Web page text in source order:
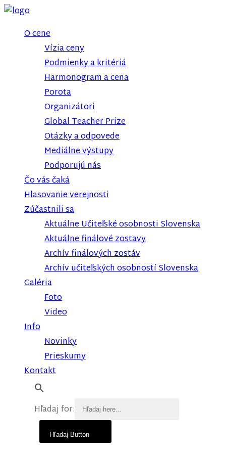
O cene
Vízia ceny
Podmienky a kritériá
Harmonogram a cena
Porota
Organizátori
Global Teacher Prize
Otázky a odpovede
Mediálne výstupy
Podporujú nás
Čo vás čaká
Hlasovanie verejnosti
Zúčastnili sa
Aktuálne Učiteľské osobnosti Slovenska
Aktuálne finálové zostavy
Archív finálových zostáv
Archív učiteľských osobností Slovenska
Galéria
Foto
Video
Info
Novinky
Prieskumy
Kontakt
Hľadaj for:
Hľadaj Button